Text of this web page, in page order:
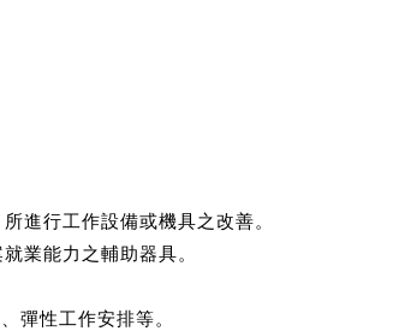
進行工作設備或機具之改善。
業能力之輔助器具。
彈性工作安排等。